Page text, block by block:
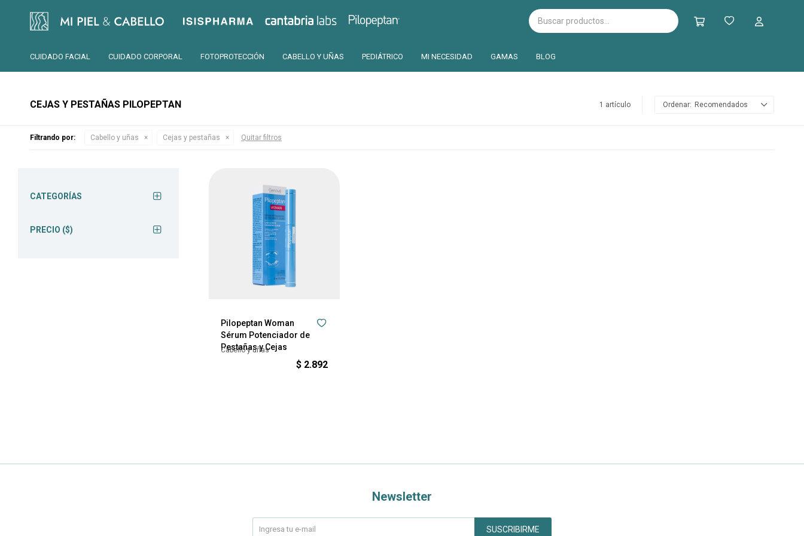
CUIDADO FACIAL CUIDADO CORPORAL FOTOPROTECCIÓN CABELLO Y UÑAS PEDIÁTRICO MI NECESIDAD GAMAS BLOG
Isispharma Cantabria Pilopeptan
CEJAS Y PESTAÑAS PILOPEPTAN 1 artículo Recomendados
Filtrando por: Cabello y uñas Cejas y pestañas Quitar filtros
Pilopeptan Woman
Sérum Potenciador de
Pestañas y Cejas
Cabello y uñas
$ 2.892
CATEGORÍAS
PRECIO ($)
Newsletter
SUSCRIBIRME